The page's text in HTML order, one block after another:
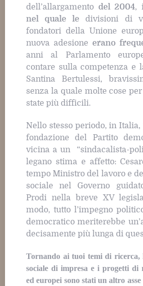
dell’allargamento del 2004,
nel quale le divisioni di
fondatori della Unione
nuova adesione erano
anni al Parlamento
contare sulla competenza e
Santina Bertulessi,
senza la quale molte cose
state più difficili.
Nello stesso periodo, in
fondazione del Partito
vicina a un “sindacalista-
legano stima e affetto:
tempo Ministro del lavoro e
sociale nel Governo
Prodi nella breve XV
modo, tutto l’impegno
democratico meriterebbe
decisamente più lunga di
Tornando ai tuoi temi di ricerca,
sociale di impresa e i progetti di
ed europei sono stati un altro